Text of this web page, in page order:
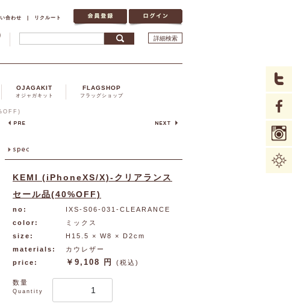
合わせ | リクルート
詳細検索
OJAGAKIT
オジャガキット
FLAGSHOP
フラッグショップ
KEMI (iPhoneXS/X)-クリアランス
セール品(40%OFF)
no:
IXS-S06-031-CLEARANCE
color:
ミックス
size:
H15.5 × W8 × D2cm
materials:
カウレザー
price:
￥9,108 円 (税込)
数量
Quantity